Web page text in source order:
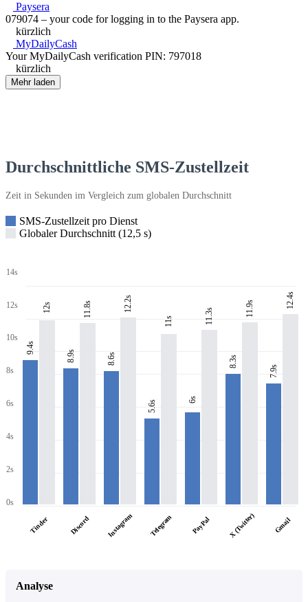
Paysera
079074 – your code for logging in to the Paysera app.
kürzlich
MyDailyCash
Your MyDailyCash verification PIN: 797018
kürzlich
Mehr laden
Durchschnittliche SMS-Zustellzeit
Zeit in Sekunden im Vergleich zum globalen Durchschnitt
SMS-Zustellzeit pro Dienst
Globaler Durchschnitt (12,5 s)
14s
12s
10s
8s
6s
4s
2s
0s
9.4s
12s
Tinder
8.9s
11.8s
Discord
8.6s
12.2s
Instagram
5.6s
11s
Telegram
6s
11.3s
PayPal
8.3s
11.9s
X (Twitter)
7.9s
12.4s
Gmail
Analyse